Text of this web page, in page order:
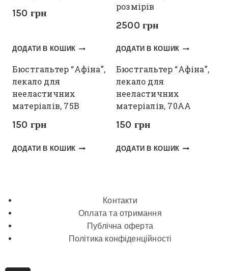
150 грн
ДОДАТИ В КОШИК
розмірів
2500 грн
ДОДАТИ В КОШИК
Бюстгальтер “Афіна”,
лекало для
нееластичних
матеріалів, 75В
150 грн
ДОДАТИ В КОШИК
Бюстгальтер “Афіна”,
лекало для
нееластичних
матеріалів, 70АА
150 грн
ДОДАТИ В КОШИК
Контакти
Оплата та отримання
Публічна оферта
Політика конфіденційності